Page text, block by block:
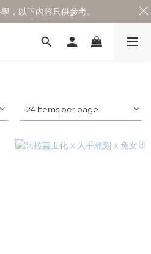
24 Items per page
，以下內容只供參考。